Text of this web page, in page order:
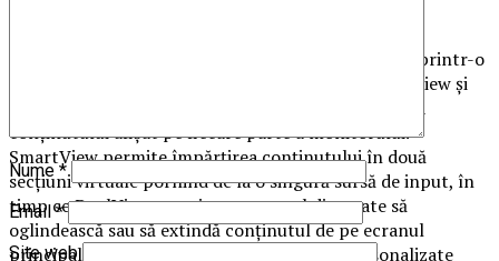
Monitorul oferă noi oportunități pentru companii printr-o
experiență de tip „front-desk”. Tehnologiile SmartView și
DualView introduc un mod inovator de gestionare a
conținutului afișat pe fiecare parte a monitorului.
SmartView permite împărțirea conținutului în două
secțiuni virtuale pornind de la o singură sursă de input, în
timp ce DualView permite ca ecranul din spate să
oglindească sau să extindă conținutul de pe ecranul
principal. Astfel, pot fi create experiențe personalizate
Nume*
Email*
Site web